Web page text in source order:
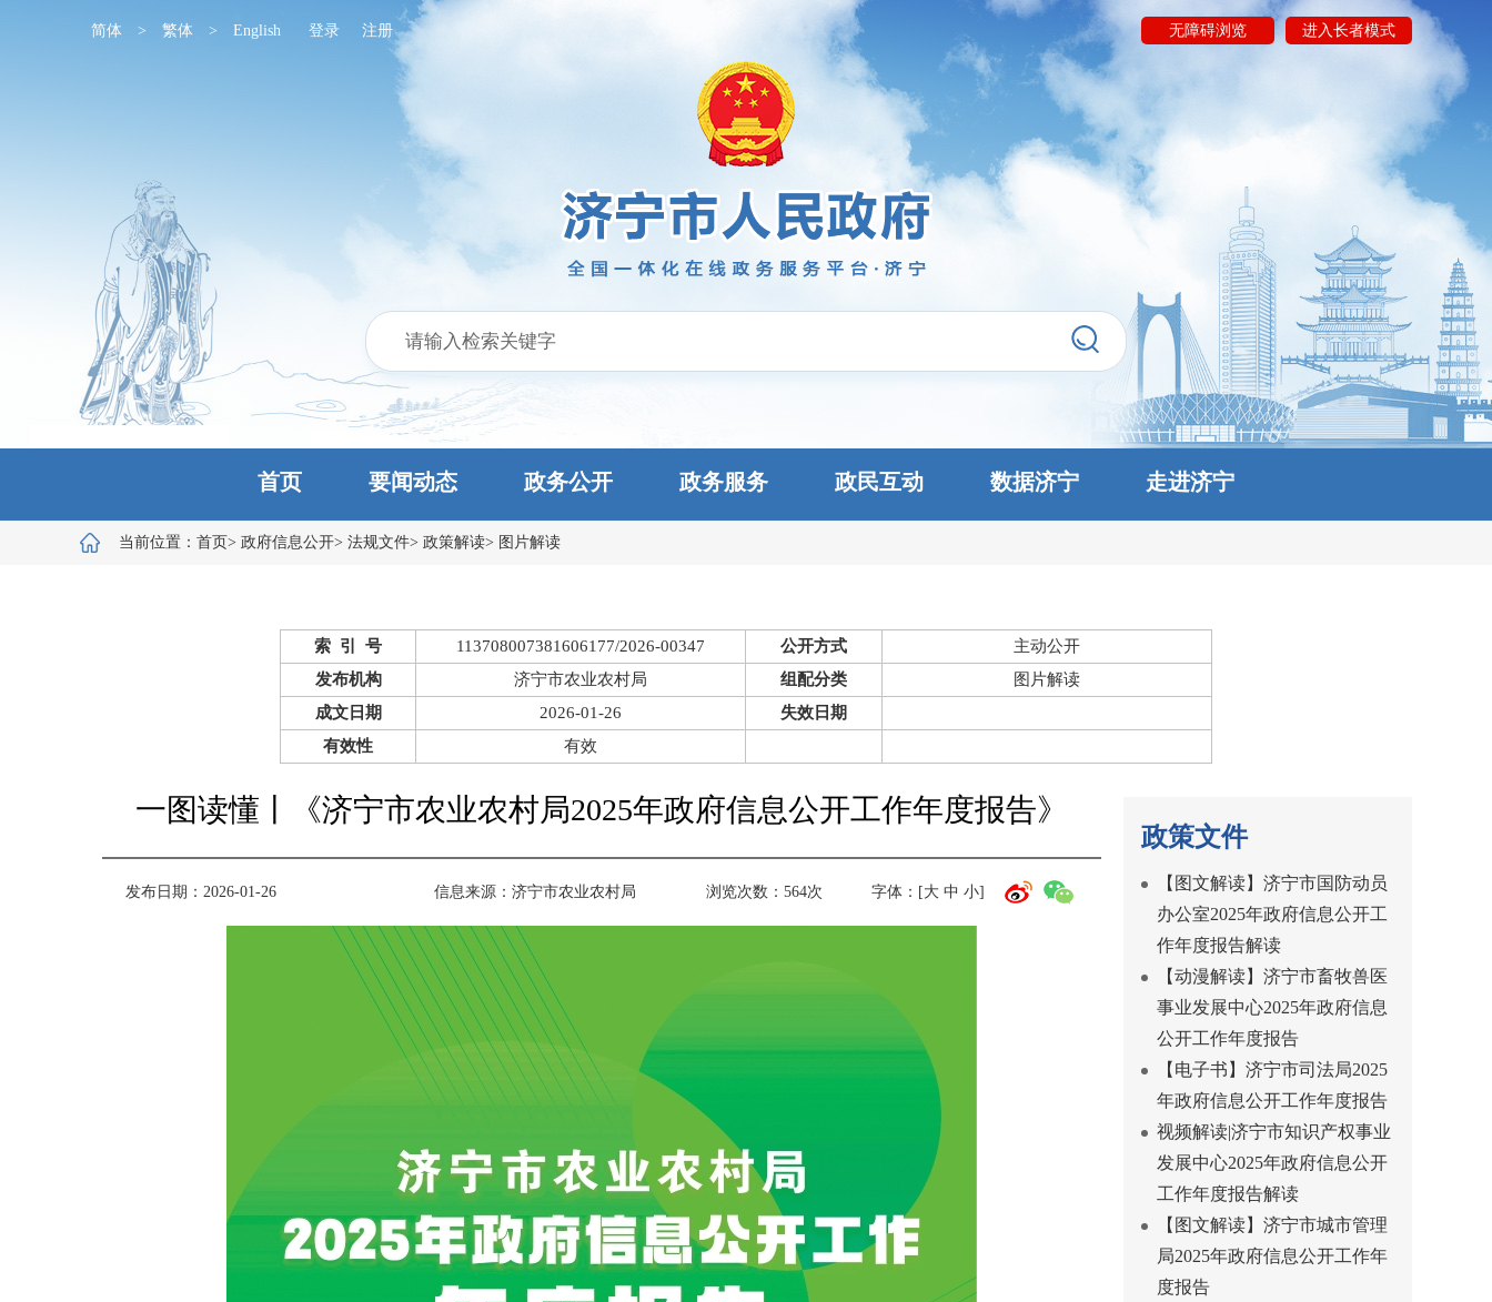
简体 > 繁体 > English 登录 注册 无障碍浏览 进入长者模式
首页 要闻动态 政务公开 政务服务 政民互动 数据济宁 走进济宁
当前位置： 首页> 政府信息公开> 法规文件> 政策解读> 图片解读
索 引 号 113708007381606177/2026-00347 公开方式
主动公开
发布机构
济宁市农业农村局 组配分类
图片解读
成文日期
2026-01-26
失效日期
有效性
有效
一图读懂丨《济宁市农业农村局2025年政府信息公开工作年度报告》
发布日期：2026-01-26 信息来源： 济宁市农业农村局 浏览次数： 564次 字体：[大 中 小]
政策文件
【图文解读】济宁市国防动员
办公室2025年政府信息公开工
作年度报告解读
【动漫解读】济宁市畜牧兽医
事业发展中心2025年政府信息
公开工作年度报告
【电子书】济宁市司法局2025
年政府信息公开工作年度报告
视频解读|济宁市知识产权事业
发展中心2025年政府信息公开
工作年度报告解读
【图文解读】济宁市城市管理
局2025年政府信息公开工作年
度报告